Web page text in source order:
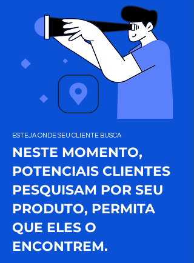
ESTEJA ONDE SEU CLIENTE BUSCA
NESTE MOMENTO,
POTENCIAIS CLIENTES
PESQUISAM POR SEU
PRODUTO, PERMITA
QUE ELES O
ENCONTREM.